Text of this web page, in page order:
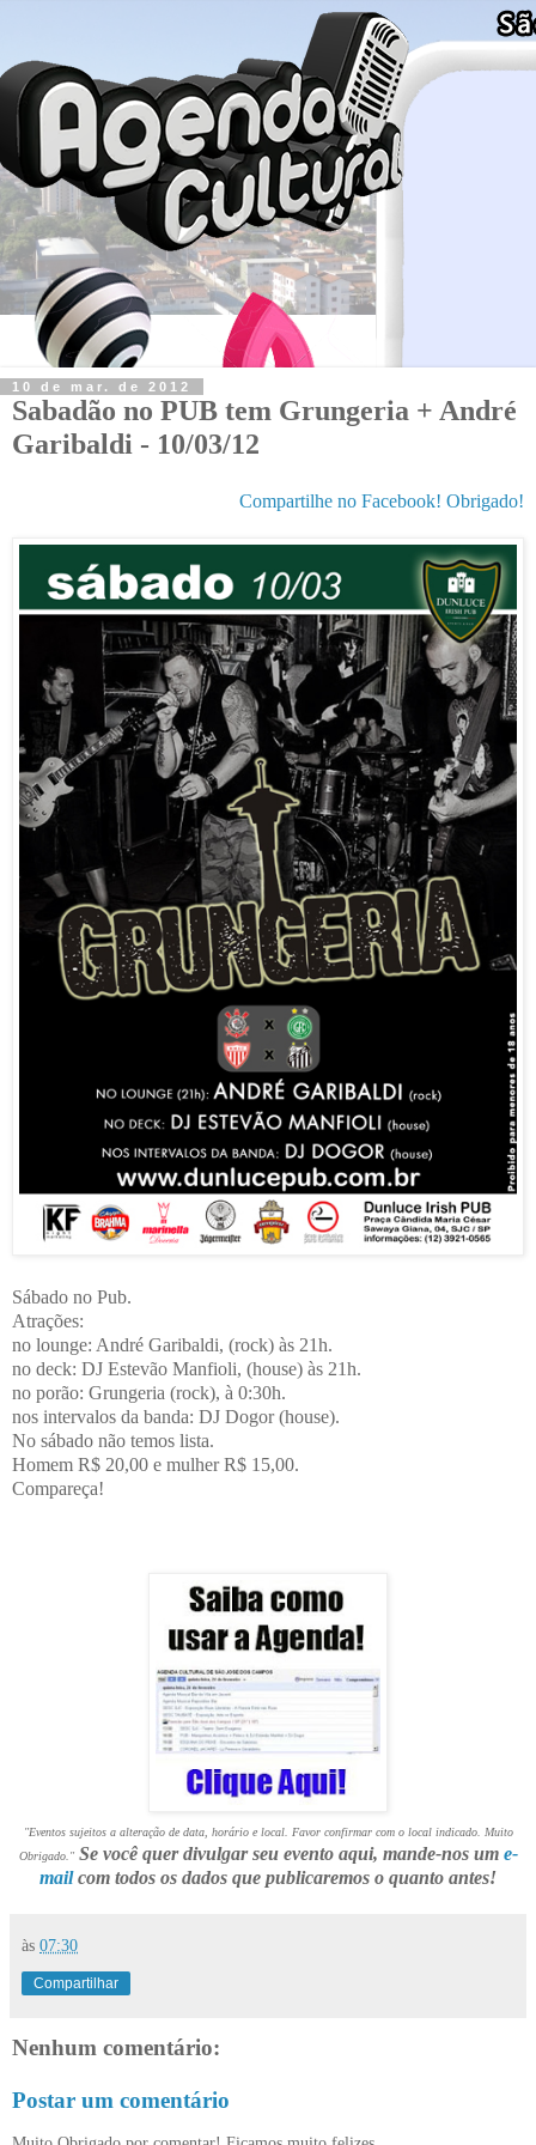
10 de mar. de 2012
Sabadão no PUB tem Grungeria + André
Garibaldi - 10/03/12
Compartilhe no Facebook! Obrigado!
Sábado no Pub.
Atrações:
no lounge: André Garibaldi, (rock) às 21h.
no deck: DJ Estevão Manfioli, (house) às 21h.
no porão: Grungeria (rock), à 0:30h.
nos intervalos da banda: DJ Dogor (house).
No sábado não temos lista.
Homem R$ 20,00 e mulher R$ 15,00.
Compareça!
"Eventos sujeitos a alteração de data, horário e local. Favor confirmar com o local indicado. Muito
Obrigado." Se você quer divulgar seu evento aqui, mande-nos um e-
mailcom todos os dados que publicaremos o quanto antes!
às 07:30
Compartilhar
Nenhum comentário:
Postar um comentário